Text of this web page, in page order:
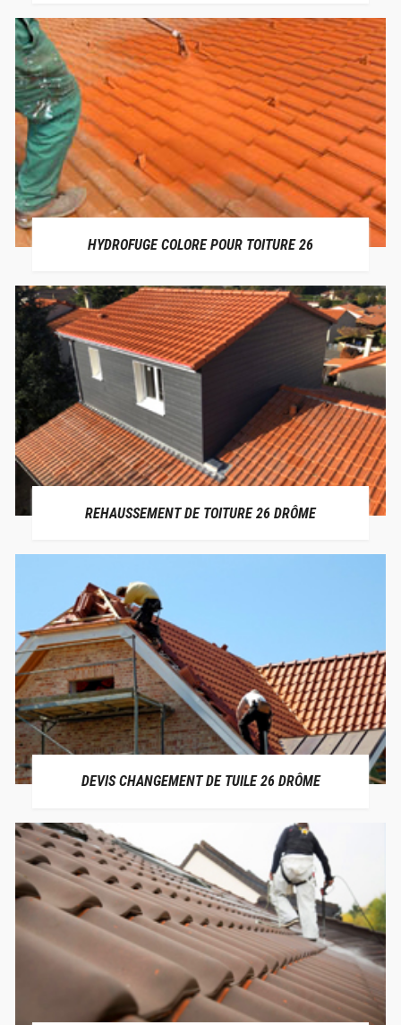
HYDROFUGE COLORE POUR TOITURE 26
REHAUSSEMENT DE TOITURE 26 DRÔME
DEVIS CHANGEMENT DE TUILE 26 DRÔME